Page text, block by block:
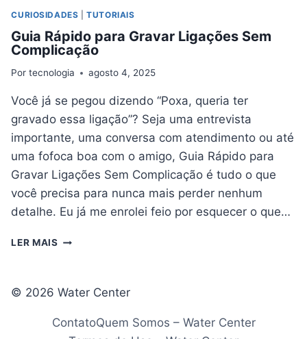
CURIOSIDADES |TUTORIAIS
Guia Rápido para Gravar Ligações Sem
Complicação
Por tecnologia agosto 4, 2025
Você já se pegou dizendo “Poxa, queria ter
gravado essa ligação”? Seja uma entrevista
importante, uma conversa com atendimento ou até
uma fofoca boa com o amigo, Guia Rápido para
Gravar Ligações Sem Complicação é tudo o que
você precisa para nunca mais perder nenhum
detalhe. Eu já me enrolei feio por esquecer o que…
LER MAIS GUIA
LIGAÇÕES
COMPLICAÇÃO
© 2026 Water Center
ContatoQuem Somos – Water Center